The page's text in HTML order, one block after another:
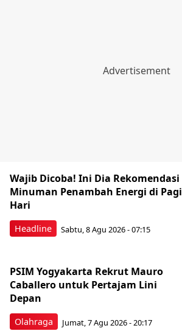
Headline
Wajib Dicoba! Ini Dia Rekomendasi
Minuman Penambah Energi di Pagi
Hari
Sabtu, 8 Agu 2026 - 07:15
Olahraga
PSIM Yogyakarta Rekrut Mauro
Caballero untuk Pertajam Lini
Depan
Jumat, 7 Agu 2026 - 20:17